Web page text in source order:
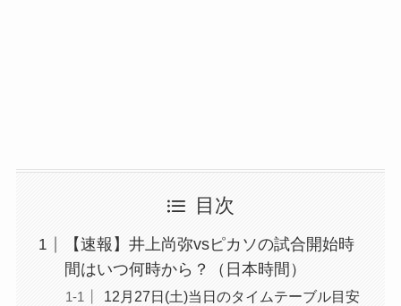
目次
【速報】井上尚弥vsピカソの試合開始時
間はいつ何時から？（日本時間）
12月27日(土)当日のタイムテーブル目安